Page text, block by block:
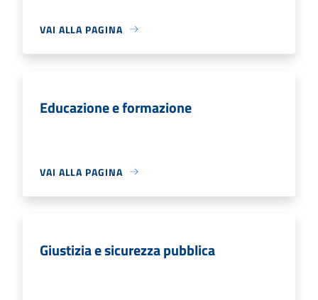
VAI ALLA PAGINA
Educazione e formazione
VAI ALLA PAGINA
Giustizia e sicurezza pubblica